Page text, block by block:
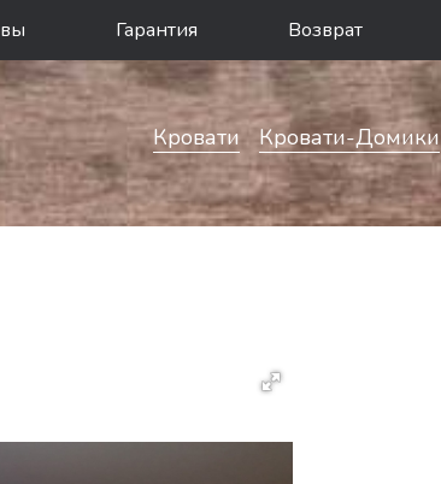
Гарантия Возврат
Кровати Кровати-Домики